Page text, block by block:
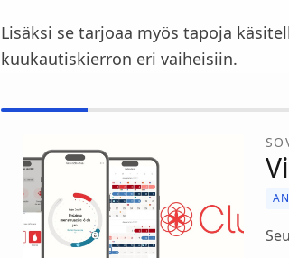
Lisäksi se tarjoaa myös tapoja
kuukautiskierron eri vaiheisiin.